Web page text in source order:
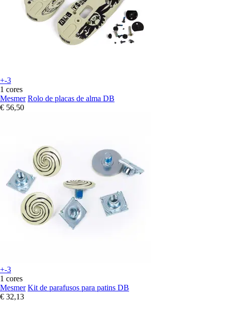
+-3
1 cores
Mesmer Rolo de placas de alma DB
€ 56,50
+-3
1 cores
Mesmer Kit de parafusos para patins DB
€ 32,13